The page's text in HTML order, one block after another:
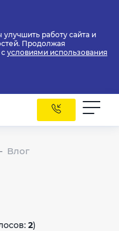
работу сайта и
Продолжая
с условиями использования
Влог
2)